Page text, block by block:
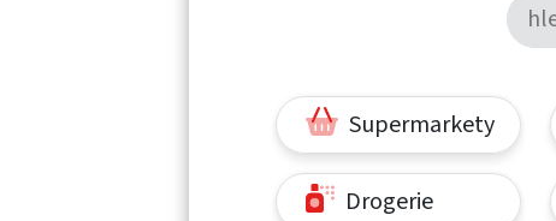
Supermarkety
Drogerie